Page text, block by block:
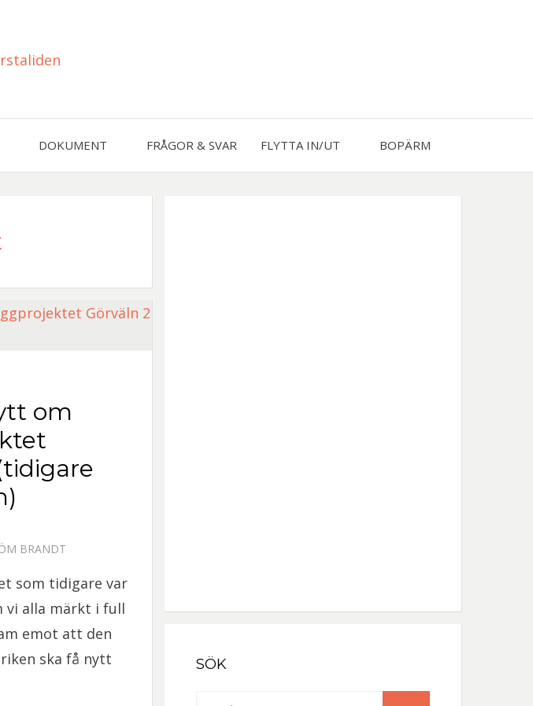
BRF
ÅRSTALIDEN
DOKUMENT FRÅGOR & SVAR FLYTTA IN/UT BOPÄRM
om
BRANDT
som tidigare var
vi alla märkt i full
emot att den
ska få nytt
SÖK